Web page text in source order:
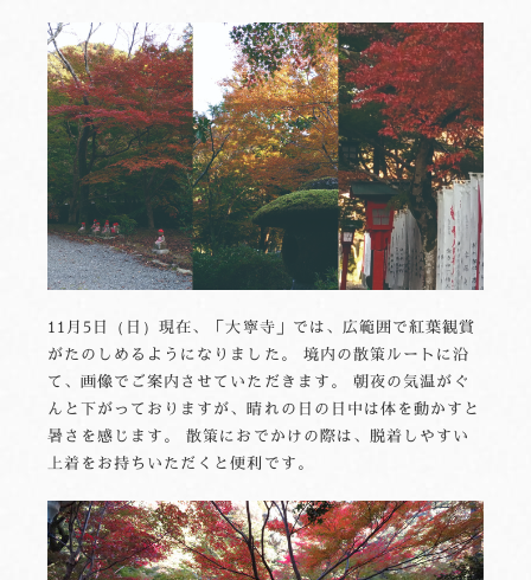
11月5日（日）現在、「大寧寺」では、広範囲で紅葉観賞
がたのしめるようになりました。 境内の散策ルートに沿
て、画像でご案内させていただきます。 朝夜の気温がぐ
んと下がっておりますが、晴れの日の日中は体を動かすと
暑さを感じます。 散策におでかけの際は、脱着しやすい
上着をお持ちいただくと便利です。